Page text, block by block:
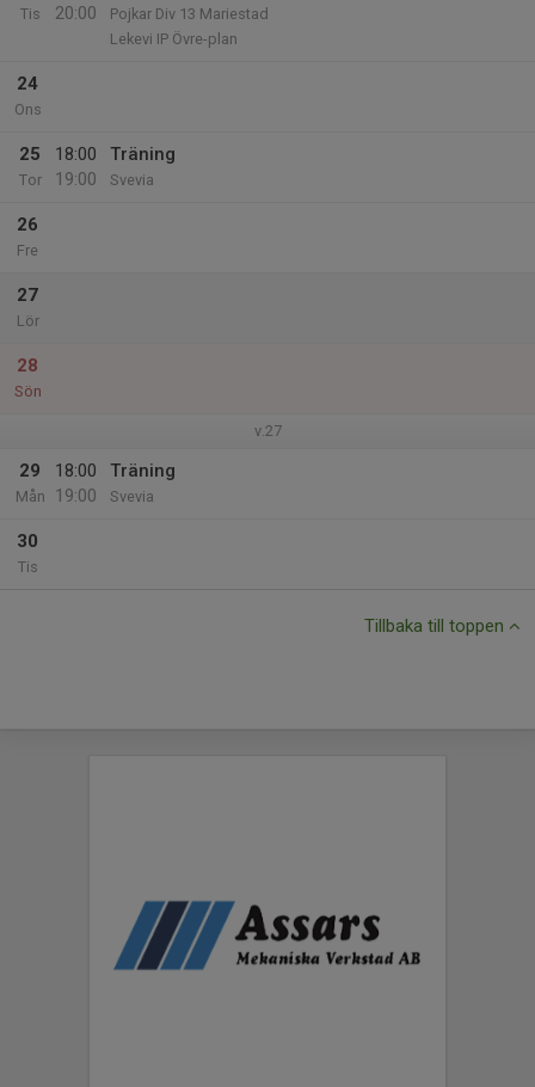
Tis
20:00
Pojkar Div 13 Mariestad
Lekevi IP Övre-plan
24
Ons
25
Tor
18:00
19:00
Träning
Svevia
26
Fre
27
Lör
28
Sön
v.27
29
Mån
18:00
19:00
Träning
Svevia
30
Tis
Tillbaka till toppen